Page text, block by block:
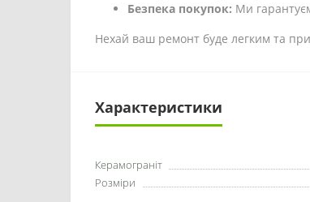
Безпека покупок: Ми
Нехай ваш ремонт буде легким та
Характеристики
Керамограніт
Розміри